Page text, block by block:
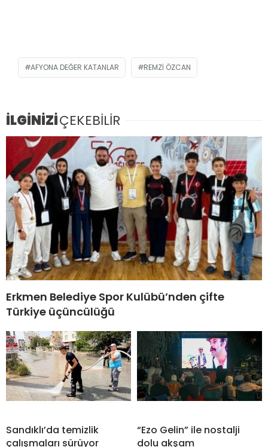
AFYONA DEĞER KATANLAR REMZI ÖZCAN
İLGİNİZİÇEKEBİLİR
Erkmen Belediye Spor Kulübü’nden çifte
Türkiye üçüncülüğü
Sandıklı’da temizlik
çalışmaları sürüyor
“Ezo Gelin” ile nostalji
dolu akşam